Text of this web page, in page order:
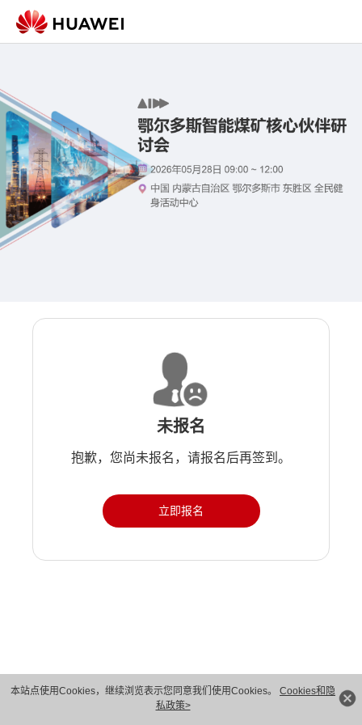
本站点使用Cookies，继续浏览表示您同意我们使用Cookies。 Cookies和隐
私政策>
未报名
抱歉，您尚未报名，请报名后再签到。
立即报名
版权所有 © 华为技术有限公司 1998-2026。 保留一切权利。粤A2-20044005号
隐私保护
法律声明